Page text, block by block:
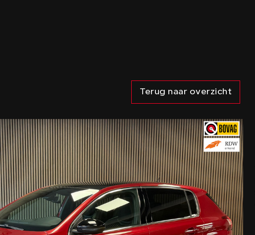
Terug naar overzicht